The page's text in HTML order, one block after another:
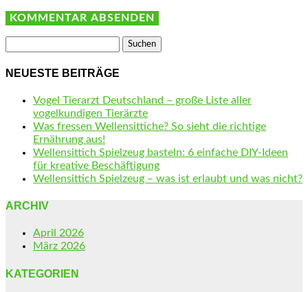
nach:
NEUESTE BEITRÄGE
Vogel Tierarzt Deutschland – große Liste aller
vogelkundigen Tierärzte
Was fressen Wellensittiche? So sieht die richtige
Ernährung aus!
Wellensittich Spielzeug basteln: 6 einfache DIY-Ideen
für kreative Beschäftigung
Wellensittich Spielzeug – was ist erlaubt und was nicht?
ARCHIV
April 2026
März 2026
KATEGORIEN